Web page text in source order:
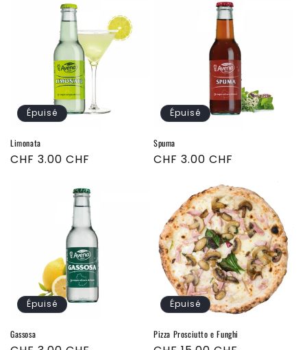
Épuisé
Limonata
Prix
CHF 3.00 CHF
Épuisé
Spuma
Prix
CHF 3.00 CHF
Épuisé
Gassosa
Épuisé
Pizza Prosciutto e Funghi